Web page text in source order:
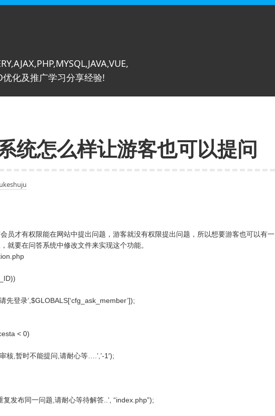
化及推广学习分享经验!
统怎么样让游客也可以提问
员才有权限能在网站中提出问题，游客就没有权限提出问题，所以想要游客也可以有一
就要在问答系统中修改文件来实现这个功能。
先登录’,$GLOBALS[‘cfg_ask_member’]);
< 0)
核,暂时不能提问,请耐心等….’,’-1′);
布同一问题,请耐心等待解答..’, “index.php”);